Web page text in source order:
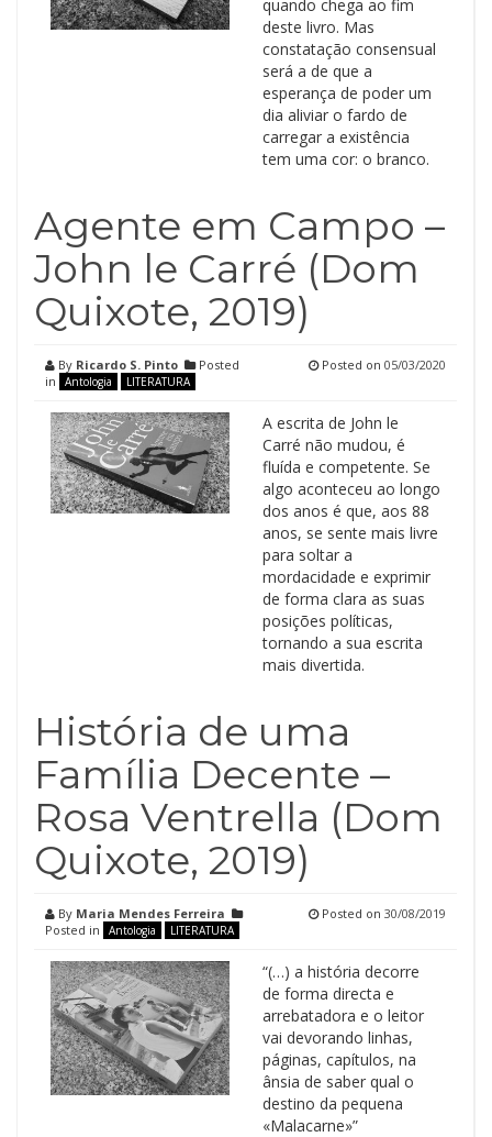
quando chega ao fim
deste livro. Mas
constatação consensual
será a de que a
esperança de poder um
dia aliviar o fardo de
carregar a existência
tem uma cor: o branco.
Agente em Campo –
John le Carré (Dom
Quixote, 2019)
By Ricardo S. Pinto
Posted
in
Antologia LITERATURA
Posted on 05/03/2020
A escrita de John le
Carré não mudou, é
fluída e competente. Se
algo aconteceu ao longo
dos anos é que, aos 88
anos, se sente mais livre
para soltar a
mordacidade e exprimir
de forma clara as suas
posições políticas,
tornando a sua escrita
mais divertida.
História de uma
Família Decente –
Rosa Ventrella (Dom
Quixote, 2019)
By Maria Mendes Ferreira
Posted in
Antologia LITERATURA
Posted on 30/08/2019
“(…) a história decorre
de forma directa e
arrebatadora e o leitor
vai devorando linhas,
páginas, capítulos, na
ânsia de saber qual o
destino da pequena
«Malacarne»”